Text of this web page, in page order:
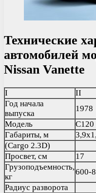
Технические
автомобилей
Nissan Vanette
I II
Год начала
выпуска
1978
Модель
С120
Габариты, м
(Cargo 2.3D)
Просвет, см
17
Грузоподъемность,
кг
600-
Радиус разворота